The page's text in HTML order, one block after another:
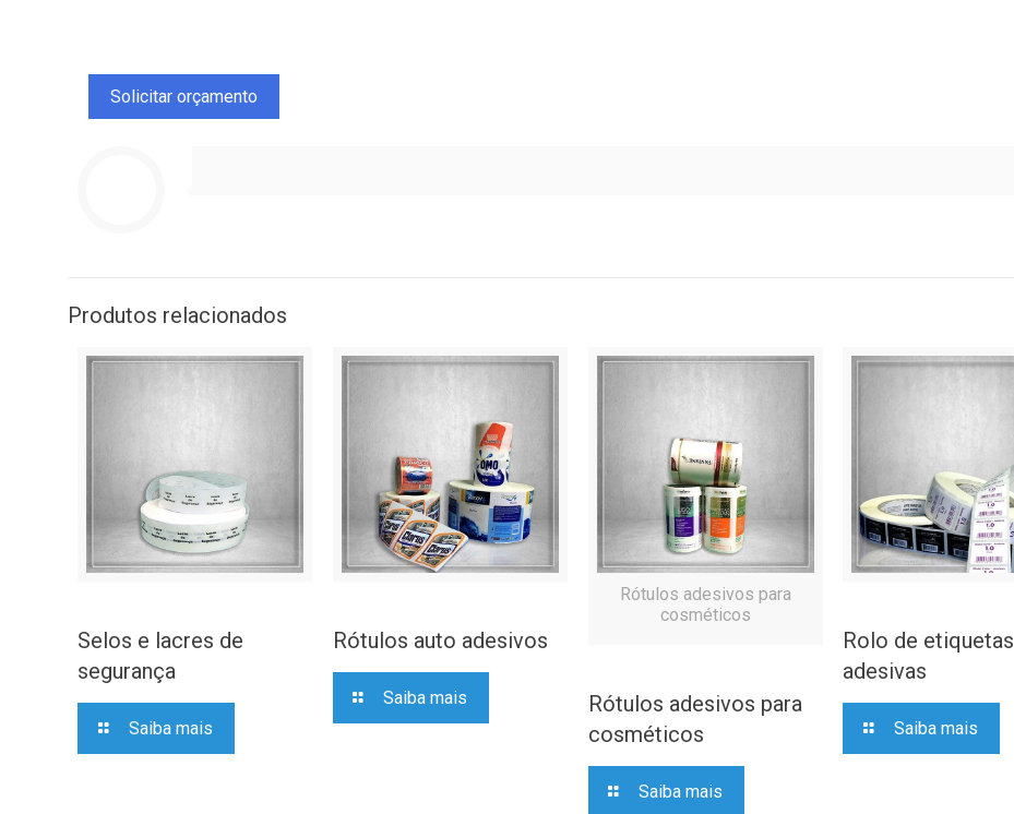
Produtos relacionados
Selos e lacres de
segurança
Saiba mais
Rótulos auto adesivos
Saiba mais
Rótulos adesivos para
cosméticos
Rótulos adesivos para
cosméticos
Saiba mais
Rolo de etiquetas
adesivas
Saiba mais